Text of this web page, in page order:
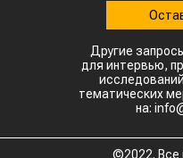
Другие
для интервью,
тематических
на:
©2022. Все